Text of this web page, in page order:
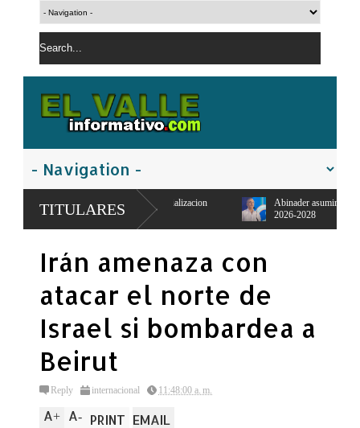
TITULARES
y de comercializacion
Abinader asumirá presidencia PRM para período
Irán amenaza con
atacar el norte de
Israel si bombardea a
Beirut
Reply internacional 11:48:00 a. m.
A+ A- PRINT EMAIL